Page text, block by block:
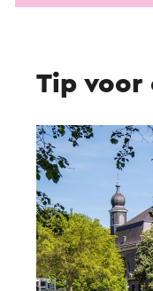
Tip voor